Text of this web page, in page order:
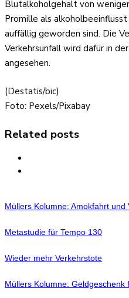
Blutalkoholgehalt von
Promille als
auffällig geworden sind. Die
Verkehrsunfall wird dafür in
angesehen.
(Destatis/bic)
Foto: Pexels/Pixabay
Related posts
Müllers Kolumne: Amokfahrt und
Metastudie für Tempo 130
Wieder mehr Verkehrstote
Müllers Kolumne: Geldgeschenk